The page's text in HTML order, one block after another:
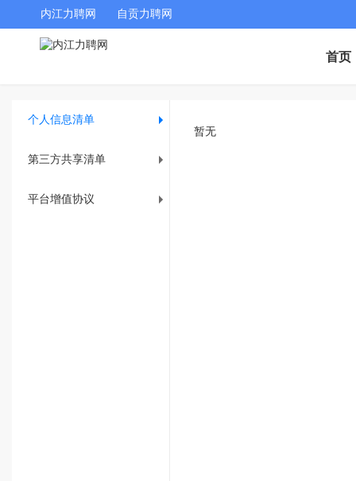
内江力聘网 自贡力聘网
首页
个人信息清单
第三方共享清单
平台增值协议
暂无